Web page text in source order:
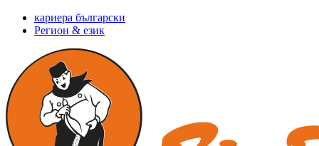
кариера български
Регион & език